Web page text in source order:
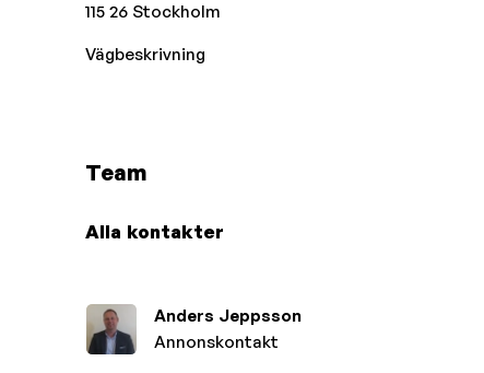
115 26 Stockholm
Vägbeskrivning
Team
Alla kontakter
Anders Jeppsson
Annonskontakt